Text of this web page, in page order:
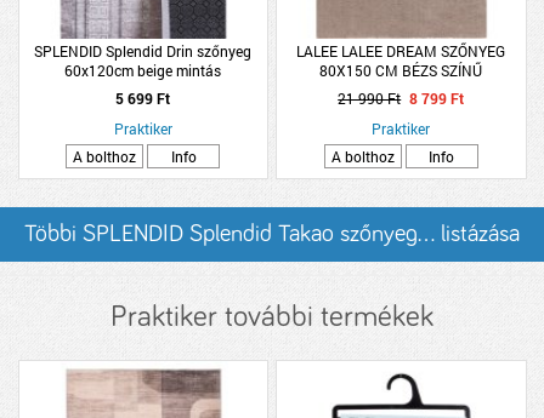
SPLENDID Splendid Drin szőnyeg
60x120cm beige mintás
5 699 Ft
Praktiker
A bolthoz
Info
LALEE LALEE DREAM SZŐNYEG
80X150 CM BÉZS SZÍNŰ
21 990 Ft 8 799 Ft
Praktiker
A bolthoz
Info
Többi SPLENDID Splendid Takao szőnyeg... listázása
Praktiker további termékek